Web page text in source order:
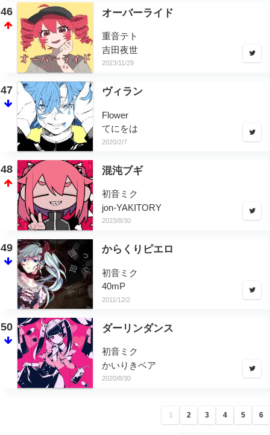
46 オーバーライド
重音テト
吉田夜世
2023/11/29
47 ヴィラン
Flower
てにをは
2020/2/7
48 混沌ブギ
初音ミク
jon-YAKITORY
2023/8/30
49 からくりピエロ
初音ミク
40mP
2011/12/2
50 ダーリンダンス
初音ミク
かいりきベア
2020/8/30
1 2 3 4 5 6